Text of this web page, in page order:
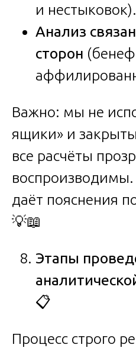
и
Анализ
сторон
Важно: мы не
ящики» и
все расчёты
воспроизводимы.
даёт пояснения
💡📖
Этапы
📋
Процесс строго